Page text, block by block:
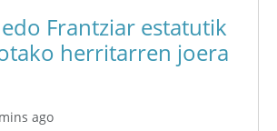
Frantziar estatutik
herritarren joera
ago